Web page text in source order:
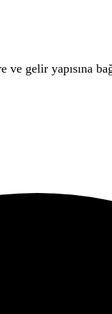
gelir yapısına